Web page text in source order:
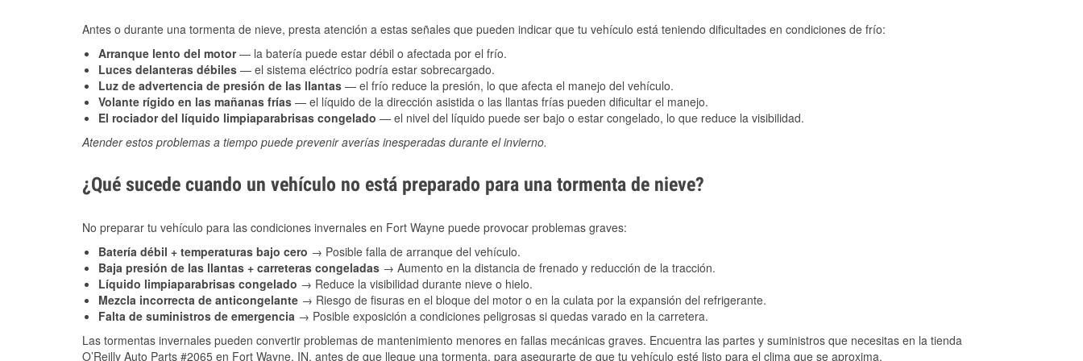
Antes o durante una tormenta de nieve, presta atención a estas señales que pueden indicar que tu vehículo está teniendo dificultades en condiciones de frío:
Arranque lento del motor— la batería puede estar débil o afectada por el frío.
Luces delanteras débiles — el sistema eléctrico podría estar sobrecargado.
Luz de advertencia de presión de las llantas — el frío reduce la presión, lo que afecta el manejo del vehículo.
Volante rígido en las mañanas frías — el líquido de la dirección asistida o las llantas frías pueden dificultar el manejo.
El rociador del líquido limpiaparabrisas congelado — el nivel del líquido puede ser bajo o estar congelado, lo que reduce la visibilidad.
Atender estos problemas a tiempo puede prevenir averías inesperadas durante el invierno.
¿Qué sucede cuando un vehículo no está preparado para una tormenta de nieve?
No preparar tu vehículo para las condiciones invernales en Fort Wayne puede provocar problemas graves:
Batería débil + temperaturas bajo cero → Posible falla de arranque del vehículo.
Baja presión de las llantas + carreteras congeladas → Aumento en la distancia de frenado y reducción de la tracción.
Líquido limpiaparabrisas congelado → Reduce la visibilidad durante nieve o hielo.
Mezcla incorrecta de anticongelante → Riesgo de fisuras en el bloque del motor o en la culata por la expansión del refrigerante.
Falta de suministros de emergencia → Posible exposición a condiciones peligrosas si quedas varado en la carretera.
Las tormentas invernales pueden convertir problemas de mantenimiento menores en fallas mecánicas graves. Encuentra las partes y suministros que necesitas en la tienda
O’Reilly Auto Parts #2065 en Fort Wayne, IN, antes de que llegue una tormenta, para asegurarte de que tu vehículo esté listo para el clima que se aproxima.